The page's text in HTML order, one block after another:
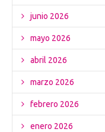
junio 2026
mayo 2026
abril 2026
marzo 2026
febrero 2026
enero 2026